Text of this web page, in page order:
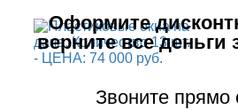
Оформите
верните все деньги
Звоните прямо